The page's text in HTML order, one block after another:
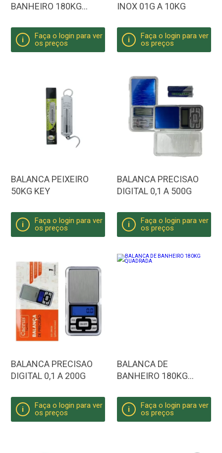
BANHEIRO 180KG
i
Faça o login para ver
os preços
INOX 01G A 10KG
i
Faça o login para ver
os preços
BALANCA PEIXEIRO
50KG KEY
i
Faça o login para ver
os preços
BALANCA PRECISAO
DIGITAL 0,1 A 500G
i
Faça o login para ver
os preços
BALANCA PRECISAO
DIGITAL 0,1 A 200G
i
Faça o login para ver
os preços
BALANCA DE
BANHEIRO 180KG
i
Faça o login para ver
os preços